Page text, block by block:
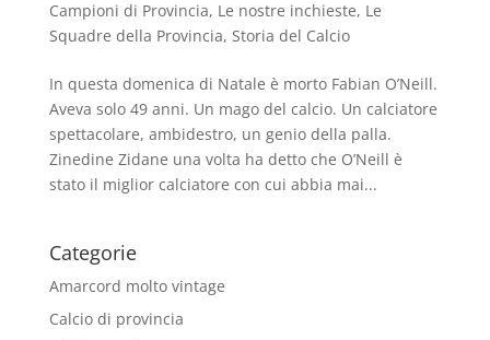
Campioni di Provincia, Le nostre inchieste, Le
Squadre della Provincia, Storia del Calcio
In questa domenica di Natale è morto Fabian O’Neill.
Aveva solo 49 anni. Un mago del calcio. Un calciatore
spettacolare, ambidestro, un genio della palla.
Zinedine Zidane una volta ha detto che O’Neill è
stato il miglior calciatore con cui abbia mai...
Categorie
Amarcord molto vintage
Calcio di provincia